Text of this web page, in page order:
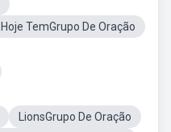
Hoje TemGrupo De Oração
LionsGrupo De Oração